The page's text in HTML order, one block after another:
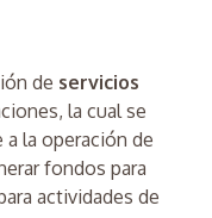
de servicios
la cual se
la operación de
fondos para
actividades de